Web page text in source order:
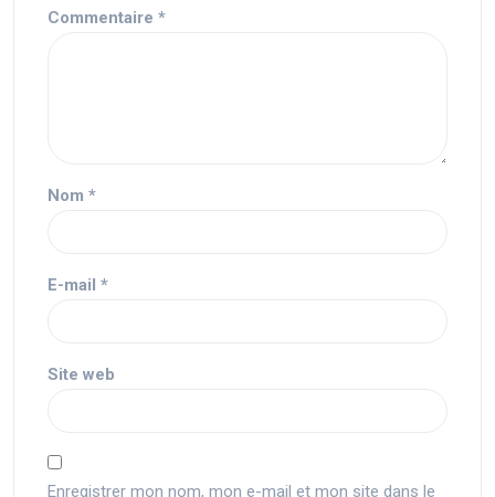
Commentaire *
Nom *
E-mail *
Site web
Enregistrer mon nom, mon e-mail et mon site dans le